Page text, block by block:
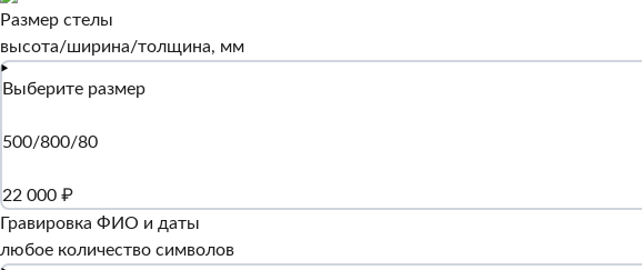
Размер стелы
высота/ширина/толщина, мм
Выберите размер
500/800/80
22 000 ₽
Гравировка ФИО и даты
любое количество символов